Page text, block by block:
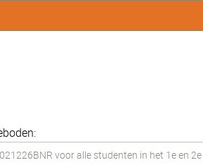
voor alle studenten in het 1e en